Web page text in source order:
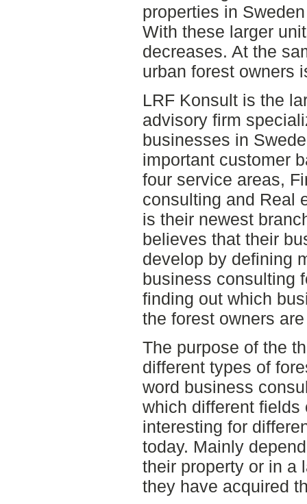
properties in
With these larger
decreases. At the
urban forest owners
LRF Konsult is the
advisory firm
businesses in
important customer
four service areas,
consulting and Real
is their newest
believes that their
develop by defining
business consulting
finding out which
the forest owners
The purpose of the
different types of
word business
which different
interesting for
today. Mainly
their property or in a
they have acquired